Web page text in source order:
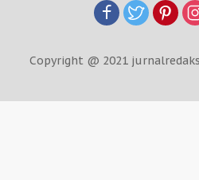
Copyright @ 2021